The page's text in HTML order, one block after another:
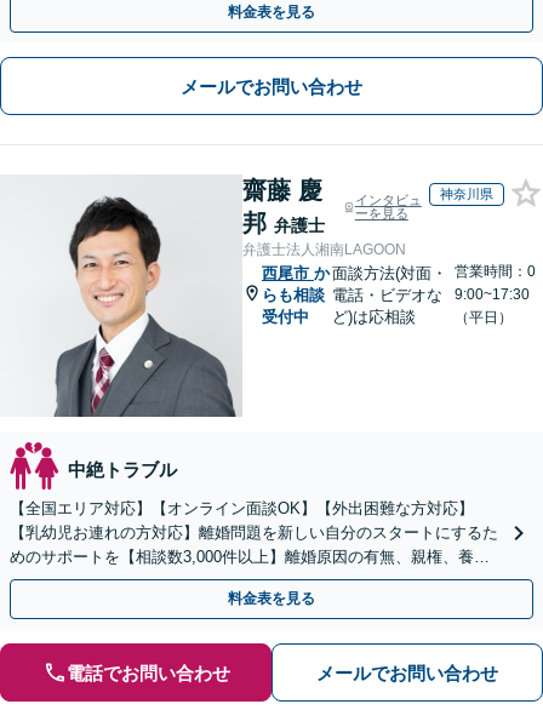
料金表を見る
メールでお問い合わせ
齋藤 慶
邦 弁護士
インタビュ
ーを見る
神奈川県
弁護士法人湘南LAGOON
西尾市 か
らも相談
受付中
面談方法(対面・
電話・ビデオな
ど)は応相談
営業時間：0
9:00~17:30
（平日）
中絶トラブル
【全国エリア対応】【オンライン面談OK】【外出困難な方対応】
【乳幼児お連れの方対応】離婚問題を新しい自分のスタートにするた
めのサポートを【相談数3,000件以上】離婚原因の有無、親権、養育
費、財産分与、慰謝料請求【夜間・休日相談可】
料金表を見る
電話でお問い合わせ メールでお問い合わせ